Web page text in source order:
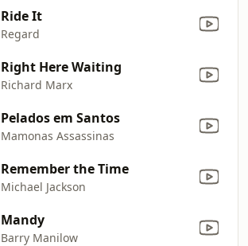
Ride It
Regard
Right Here Waiting
Richard Marx
Pelados em Santos
Mamonas Assassinas
Remember the Time
Michael Jackson
Mandy
Barry Manilow